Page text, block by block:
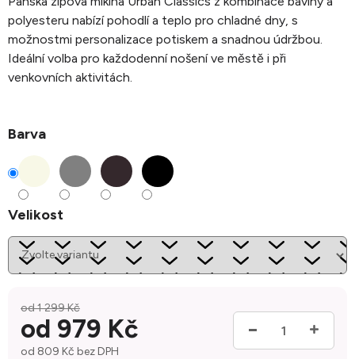
polyesteru nabízí pohodlí a teplo pro chladné dny, s
možnostmi personalizace potiskem a snadnou údržbou.
Ideální volba pro každodenní nošení ve městě i při
venkovních aktivitách.
Barva
Velikost
od 1 299 Kč
od 979 Kč
od 809 Kč bez DPH